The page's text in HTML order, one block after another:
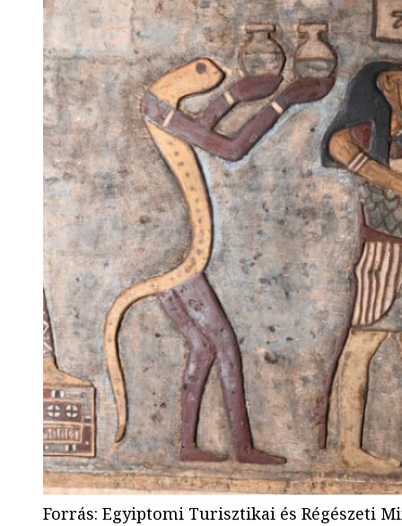
Forrás: Egyiptomi Turisztikai és Régészeti